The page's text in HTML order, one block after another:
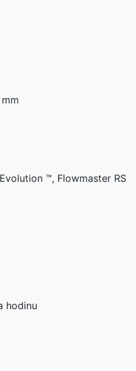
™, Flowmaster RS
hodinu